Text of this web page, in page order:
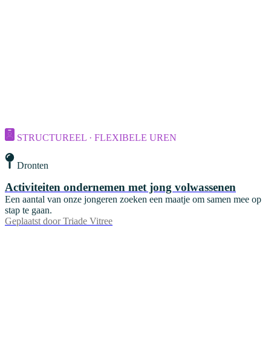
STRUCTUREEL · FLEXIBELE UREN
Dronten
Activiteiten ondernemen met jong volwassenen
Een aantal van onze jongeren zoeken een maatje om samen mee op
stap te gaan.
Geplaatst door Triade Vitree